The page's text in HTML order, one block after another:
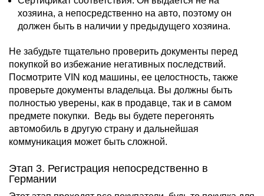
хозяина, а непосредственно на авто, поэтому он
должен быть в наличии у предыдущего хозяина.
Не забудьте тщательно проверить документы перед
покупкой во избежание негативных последствий.
Посмотрите VIN код машины, ее целостность, также
проверьте документы владельца. Вы должны быть
полностью уверены, как в продавце, так и в самом
предмете покупки. Ведь вы будете перегонять
автомобиль в другую страну и дальнейшая
коммуникация может быть сложной.
Этап 3. Регистрация непосредственно в
Германии